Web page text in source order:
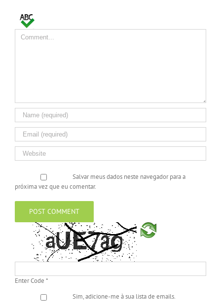
Comment
Salvar meus dados neste navegador para a
próxima vez que eu comentar.
Enter Code *
Sim, adicione-me à sua lista de emails.